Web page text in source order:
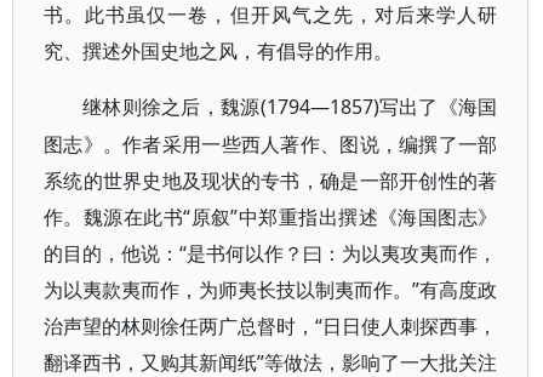
书。此书虽仅一卷，但开风气之先，对后来学人研
究、撰述外国史地之风，有倡导的作用。
继林则徐之后，魏源(1794—1857)写出了《海国
图志》。作者采用一些西人著作、图说，编撰了一部
系统的世界史地及现状的专书，确是一部开创性的著
作。魏源在此书“原叙”中郑重指出撰述《海国图志》
的目的，他说：“是书何以作？曰：为以夷攻夷而作，
为以夷款夷而作，为师夷长技以制夷而作。”有高度政
治声望的林则徐任两广总督时，“日日使人刺探西事，
翻译西书，又购其新闻纸”等做法，影响了一大批关注